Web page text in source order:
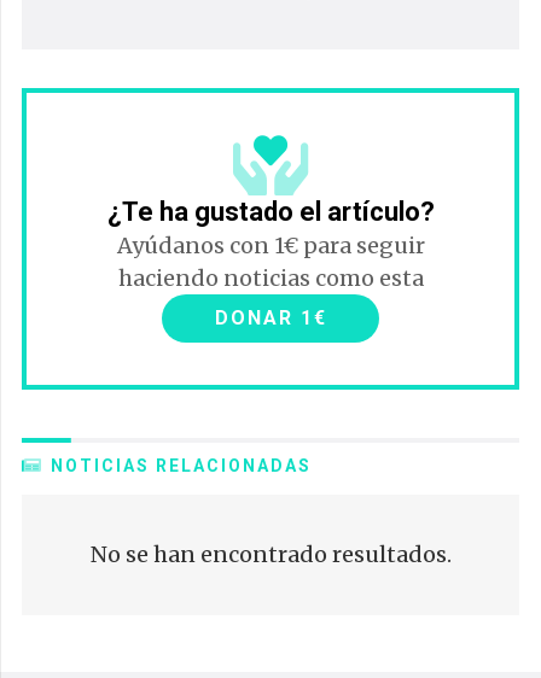
¿Te ha gustado el artículo?
Ayúdanos con 1€ para seguir
haciendo noticias como esta
DONAR 1€
NOTICIAS RELACIONADAS
No se han encontrado resultados.